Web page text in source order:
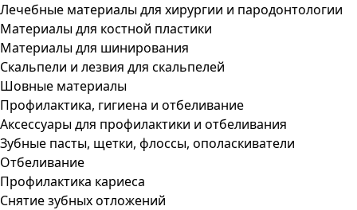
Лечебные материалы для хирургии и пародонтологии
Материалы для костной пластики
Материалы для шинирования
Скальпели и лезвия для скальпелей
Шовные материалы
Профилактика, гигиена и отбеливание
Аксессуары для профилактики и отбеливания
Зубные пасты, щетки, флоссы, ополаскиватели
Отбеливание
Профилактика кариеса
Снятие зубных отложений